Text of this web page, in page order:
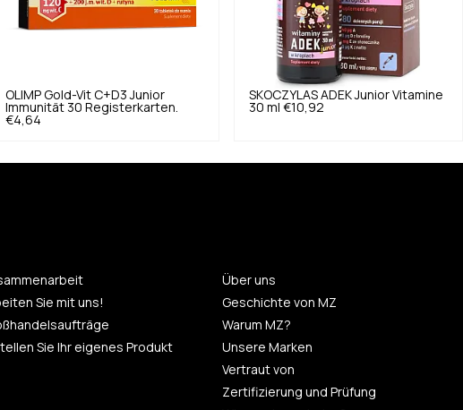
OLIMP Gold-Vit C+D3 Junior
Immunität 30 Registerkarten.
€4,64
SKOCZYLAS ADEK Junior Vitamine
30 ml €10,92
Sie mit uns!
Sie Ihr eigenes Produkt
Über uns
Geschichte von MZ
Warum MZ?
Unsere Marken
Vertraut von
Zertifizierung und Prüfung